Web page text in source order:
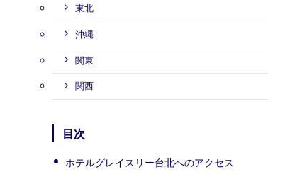
東北
沖縄
関東
関西
目次
ホテルグレイスリー台北へのアクセス